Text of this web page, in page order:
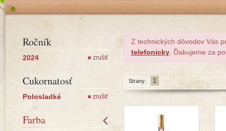
Ročník
2024 ✖ zrušiť
Cukornatosť
Polosladké ✖ zrušiť
Farba
Z technických dôvodov Vás
telefonicky . Ďakujeme za
Strany: 1